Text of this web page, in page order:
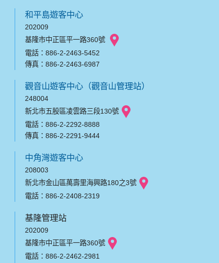
和平島遊客中心
202009
基隆市中正區平一路360號
電話：886-2-2463-5452
傳真：886-2-2463-6987
觀音山遊客中心（觀音山管理站）
248004
新北市五股區凌雲路三段130號
電話：886-2-2292-8888
傳真：886-2-2291-9444
中角灣遊客中心
208003
新北市金山區萬壽里海興路180之3號
電話：886-2-2408-2319
基隆管理站
202009
基隆市中正區平一路360號
電話：886-2-2462-2981